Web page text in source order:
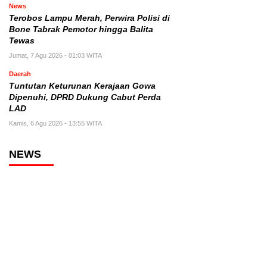
News
Terobos Lampu Merah, Perwira Polisi di
Bone Tabrak Pemotor hingga Balita
Tewas
Jumat, 7 Agu 2026 - 01:03 WITA
Daerah
Tuntutan Keturunan Kerajaan Gowa
Dipenuhi, DPRD Dukung Cabut Perda
LAD
Kamis, 6 Agu 2026 - 13:55 WITA
NEWS